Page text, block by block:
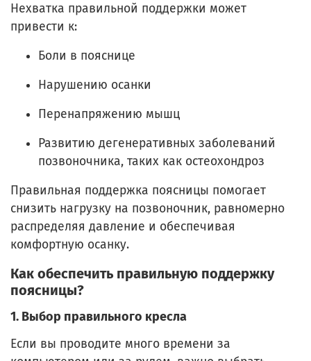
Нехватка правильной поддержки может
привести к:
Боли в пояснице
Нарушению осанки
Перенапряжению мышц
Развитию дегенеративных заболеваний
позвоночника, таких как остеохондроз
Правильная поддержка поясницы помогает
снизить нагрузку на позвоночник, равномерно
распределяя давление и обеспечивая
комфортную осанку.
Как обеспечить правильную поддержку
поясницы?
1. Выбор правильного кресла
Если вы проводите много времени за